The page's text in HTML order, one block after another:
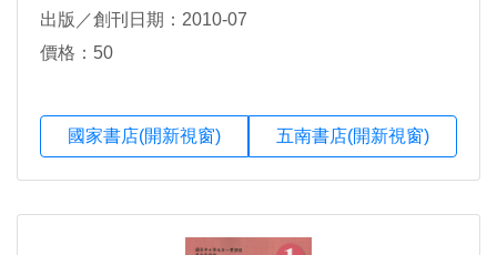
出版／創刊日期：2010-07
價格：50
國家書店(開新視窗) 五南書店(開新視窗)